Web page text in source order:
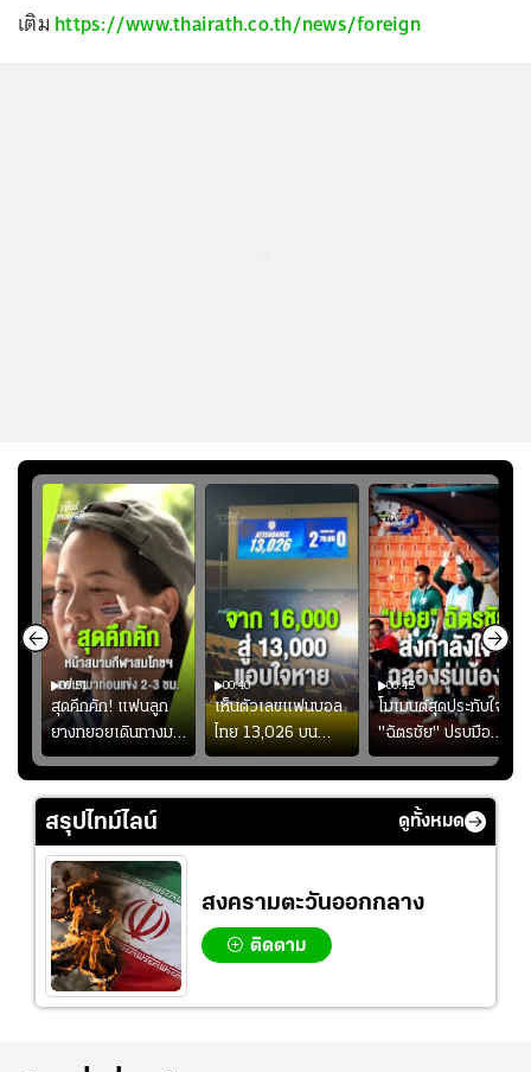
เติม https://www.thairath.co.th/news/foreign
00:51
สุดคึกคัก! แฟนลูก
ยางทยอยเดินทางมา
หน้าสนามกีฬา
สมโภชฯ กันอย่าง
คึกคัก ก่อนเกมเริ่ม
2-3 ชั่วโมง
00:40
เห็นตัวเลขแฟนบอล
ไทย 13,026 บน
สกอร์บอร์ดแล้วแอบ
ใจหาย น้อยกว่านัดที่
00:45
โมเมนต์สุดประทับใจ!
"ฉัตรชัย" ปรบมือ
ฉลองประตูแรกให้
ดาวรุ่ง "เจะฮานาฟี"
ในสีเสื้อช้างศึกชุด
สรุปไทม์ไลน์ ดูทั้งหมด
สงครามตะวันออกกลาง
ติดตาม